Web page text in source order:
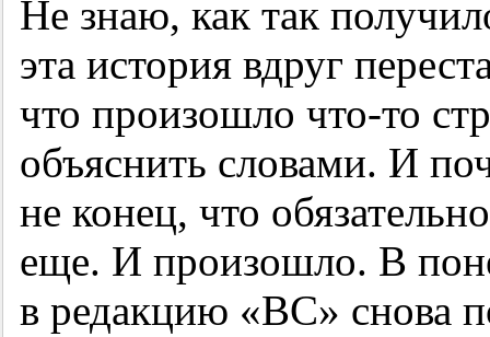
Не знаю, как так
эта история вдруг
что произошло что-то
объяснить словами. И
не конец, что
еще. И произошло. В
в редакцию «ВС» снова